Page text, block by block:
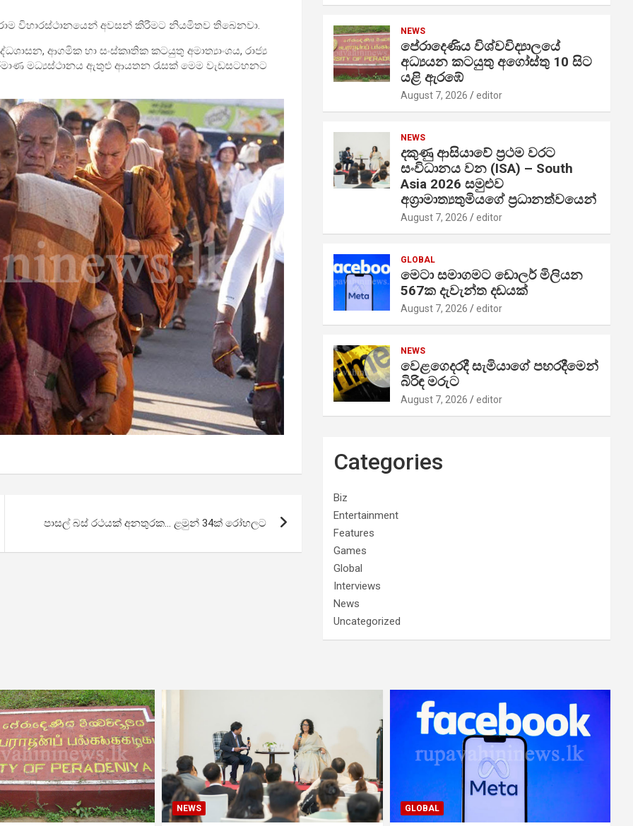
විහා­ර­ස්ථා­න­යෙන් අව­සන් කිරී­මට නිය­මි­තව තිබෙනවා.
ආග­මික හා සංස්කෘ­තික කට­යුතු අමා­ත්‍යාං­ශය, රාජ්‍ය
මධ්‍ය­ස්ථා­නය ඇතුළු ආය­තන රැසක් මෙම වැඩ­ස­ට­හ­නට
පාසල් බස් රථයක් අනතුරක… ළමුන් 34ක් රෝහලට
NEWS
පේරාදෙණිය විශ්වවිද්‍යාලයේ
අධ්‍යයන කටයුතු අගෝස්තු 10 සිට
යළි ඇරඹේ
August 7, 2026 editor
NEWS
දකුණු ආසියාවේ ප්‍රථම වරට
සංවිධානය වන (ISA) – South
Asia 2026 සමුළුව
අග්‍රාමාත්‍යතුමියගේ ප්‍රධානත්වයෙන්
August 7, 2026 editor
GLOBAL
මෙටා සමාගමට ඩොලර් මිලියන
567ක දැවැන්ත දඩයක්
August 7, 2026 editor
NEWS
වෙළගෙදරදී සැමියාගේ පහරදීමෙන්
බිරිඳ මරුට
August 7, 2026 editor
Categories
Biz
Entertainment
Features
Games
Global
Interviews
News
Uncategorized
NEWS GLOBAL